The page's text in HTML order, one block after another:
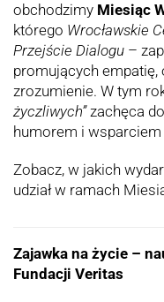
obchodzimy Miesiąc
którego Wrocławskie
Przejście Dialogu –
promujących
zrozumienie. W tym
życzliwych”zachęca
humorem i wsparciem
Zobacz, w jakich
udział w ramach
Zajawka na życie –
Fundacji Veritas